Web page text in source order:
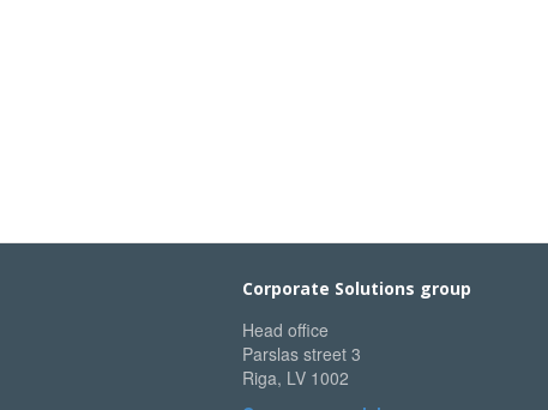
Corporate Solutions group
Head office
Parslas street 3
Riga, LV 1002